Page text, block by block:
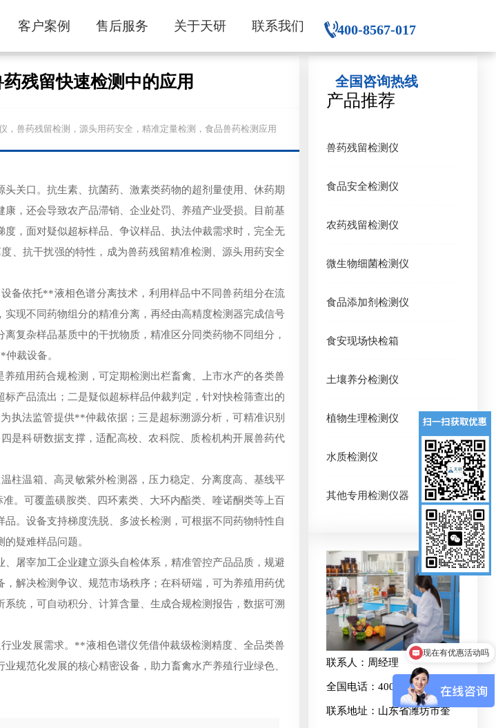
客户案例 售后服务 关于天研 联系我们 400-8567-017
全国咨询热线
残留快速检测中的应用
兽药残留检测，源头用药安全，精准定量检测，食品兽药检测应用
关口。抗生素、抗菌药、激素类药物的超剂量使用、休药期
，还会导致农产品滞销、企业处罚、养殖产业受损。目前基
，面对疑似超标样品、争议样品、执法仲裁需求时，完全无
、抗干扰强的特性，成为兽药残留精准检测、源头用药安全
备依托**液相色谱分离技术，利用样品中不同兽药组分在流
现不同药物组分的精准分离，再经由高精度检测器完成信号
复杂样品基质中的干扰物质，精准区分同类药物不同组分，
裁设备。
殖用药合规检测，可定期检测出栏畜禽、上市水产的各类兽
产品流出；二是疑似超标样品仲裁判定，针对快检筛查出的
执法监管提供**仲裁依据；三是超标溯源分析，可精准识别
是科研数据支撑，适配高校、农科院、质检机构开展兽药代
柱温箱、高灵敏紫外检测器，压力稳定、分离度高、基线平
。可覆盖磺胺类、四环素类、大环内酯类、喹诺酮类等上百
。设备支持梯度洗脱、多波长检测，可根据不同药物特性自
疑难样品问题。
屠宰加工企业建立源头自检体系，精准管控产品品质，规避
解决检测争议、规范市场秩序；在科研端，可为养殖用药优
统，可自动积分、计算含量、生成合规检测报告，数据可溯
业发展需求。**液相色谱仪凭借仲裁级检测精度、全品类兽
规范化发展的核心精密设备，助力畜禽水产养殖行业绿色、
产品推荐
兽药残留检测仪
食品安全检测仪
农药残留检测仪
微生物细菌检测仪
食品添加剂检测仪
食安现场快检箱
土壤养分检测仪
植物生理检测仪
水质检测仪
其他专用检测仪器
联系人：周经理
全国电话：400-8567-017
联系地址：山东省潍坊市奎
可以介绍下你们的产品么
现在有优惠活动吗